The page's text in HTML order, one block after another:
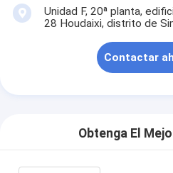
Unidad F, 20ª planta,
28 Houdaixi, distrito de
Contactar
Obtenga El